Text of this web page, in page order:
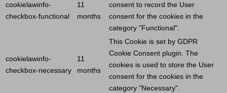
cookielawinfo-
checkbox-functional
11
months
consent to record the User
consent for the cookies in the
category "Functional".
cookielawinfo-
checkbox-necessary
11
months
This Cookie is set by GDPR
Cookie Consent plugin. The
cookies is used to store the User
consent for the cookies in the
category "Necessary".